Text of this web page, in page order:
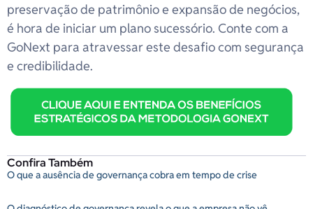
Confira Também
O que a ausência de governança cobra em tempo de crise
preservação de patrimônio e expansão de negócios,
é hora de iniciar um plano sucessório. Conte com a
GoNext para atravessar este desafio com segurança
e credibilidade.